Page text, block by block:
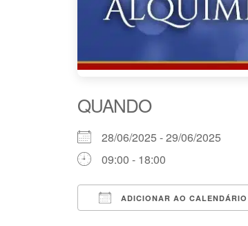
QUANDO
28/06/2025 - 29/06/2025
09:00 - 18:00
ADICIONAR AO CALENDÁRIO